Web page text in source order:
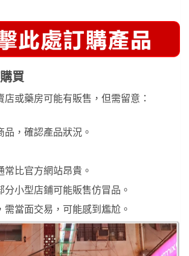
買
店或藥房可能有販售，但需留意：
品，確認產品狀況。
常比官方網站昂貴。
分小型店鋪可能販售仿冒品。
需當面交易，可能感到尷尬。